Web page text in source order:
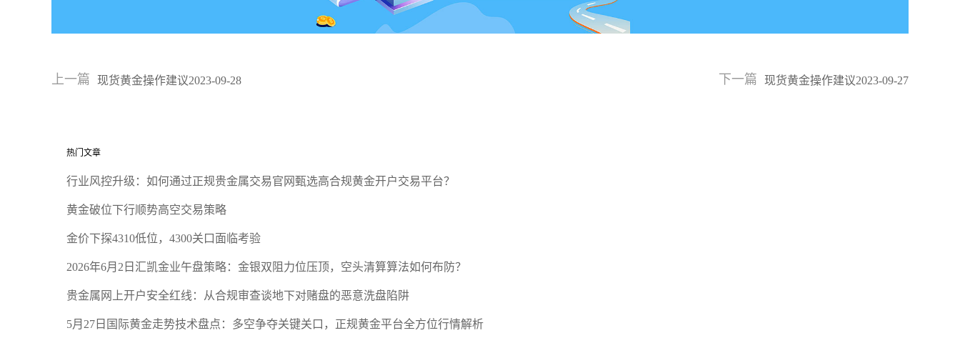
上一篇 现货黄金操作建议2023-09-28 下一篇 现货黄金操作建议2023-09-27
热门文章
行业风控升级：如何通过正规贵金属交易官网甄选高合规黄金开户交易平台？
黄金破位下行顺势高空交易策略
金价下探4310低位，4300关口面临考验
2026年6月2日汇凯金业午盘策略：金银双阻力位压顶，空头清算算法如何布防？
贵金属网上开户安全红线：从合规审查谈地下对赌盘的恶意洗盘陷阱
5月27日国际黄金走势技术盘点：多空争夺关键关口，正规黄金平台全方位行情解析